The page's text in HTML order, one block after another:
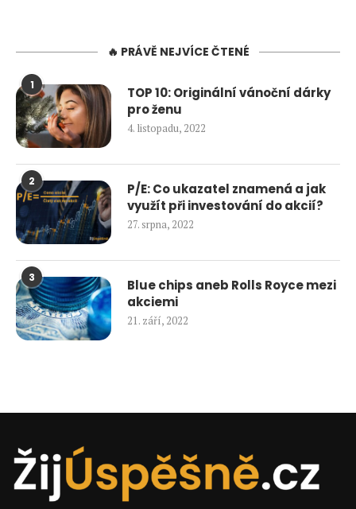
🔥 PRÁVĚ NEJVÍCE ČTENÉ
1
TOP 10: Originální vánoční dárky
pro ženu
4. listopadu, 2022
2
P/E: Co ukazatel znamená a jak
využít při investování do akcií?
27. srpna, 2022
3
Blue chips aneb Rolls Royce mezi
akciemi
21. září, 2022